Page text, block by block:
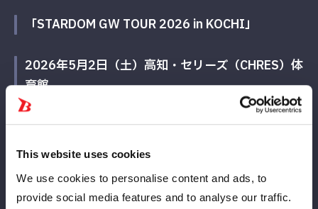
This website uses cookies
We use cookies to personalise content and ads, to
provide social media features and to analyse our traffic.
「STARDOM GW TOUR 2026 in KOCHI」
2026年5月2日（土）高知・セリーズ（CHRES）体
育館
◆タッグマッチ
水森由菜＆さくらあやvsスターライト・キッド＆ジーナ